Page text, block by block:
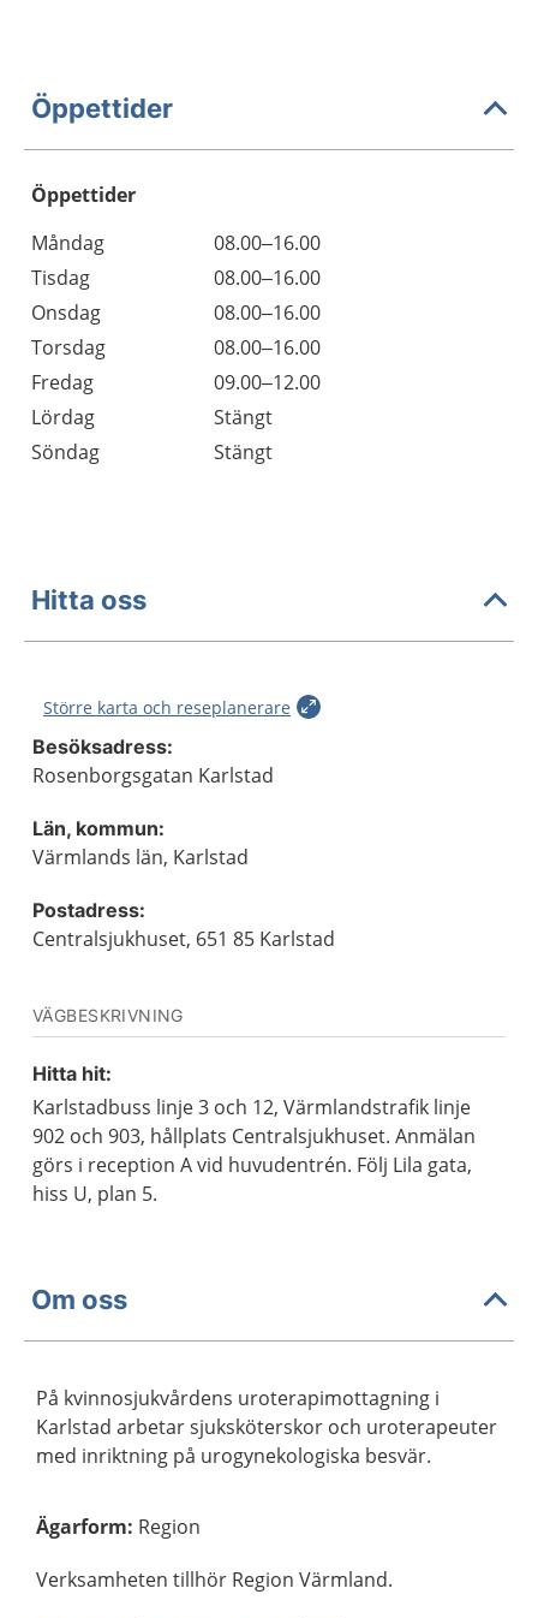
Öppettider
Öppettider
Dag
Öppettider
Kommentarer
Måndag
08.00–16.00
Tisdag
08.00–16.00
Onsdag
08.00–16.00
Torsdag
08.00–16.00
Fredag
09.00–12.00
Lördag
Stängt
Söndag
Stängt
Hitta oss
Större karta och reseplanerare
Besöksadress:
Rosenborgsgatan Karlstad
Län, kommun:
Värmlands län, Karlstad
Postadress:
Centralsjukhuset, 651 85 Karlstad
VÄGBESKRIVNING
Hitta hit:
Karlstadbuss linje 3 och 12, Värmlandstrafik linje
902 och 903, hållplats Centralsjukhuset. Anmälan
görs i reception A vid huvudentrén. Följ Lila gata,
hiss U, plan 5.
Om oss
På kvinnosjukvårdens uroterapimottagning i
Karlstad arbetar sjuksköterskor och uroterapeuter
med inriktning på urogynekologiska besvär.
Ägarform: Region
Verksamheten tillhör Region Värmland.